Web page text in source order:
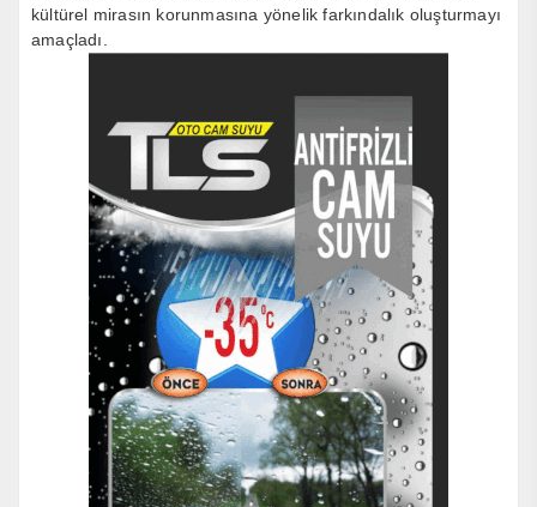
kültürel mirasın korunmasına yönelik farkındalık oluşturmayı
amaçladı.